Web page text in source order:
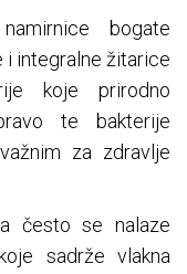
bogate
i integralne žitarice
koje prirodno
te bakterije
za zdravlje
često se nalaze
sadrže vlakna